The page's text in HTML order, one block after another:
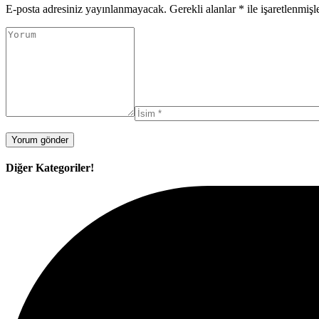
E-posta adresiniz yayınlanmayacak. Gerekli alanlar * ile
Diğer Kategoriler!